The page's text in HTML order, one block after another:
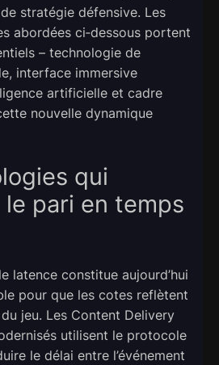
stratégie défensive. Les
abordées ci‑dessous portent
– technologie de
interface immersive
artificielle et cadre
nouvelle dynamique
qui
pari en temps
latence constitue aujourd’hui
pour que les cotes reflètent
jeu. Les Content Delivery
utilisent le protocole
le délai entre l’événement